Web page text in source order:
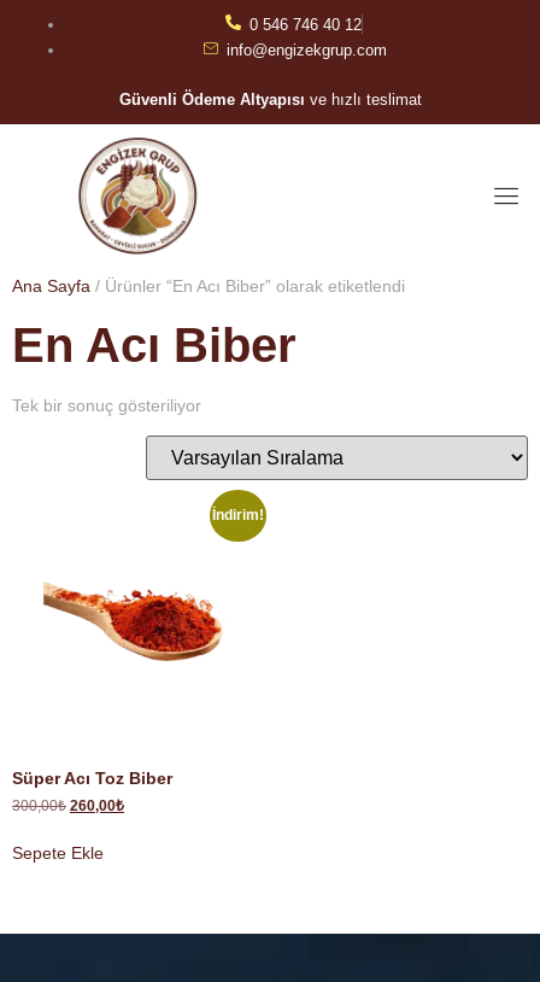
0 546 746 40 12
info@engizekgrup.com
Güvenli Ödeme Altyapısı ve hızlı teslimat
Ana Sayfa / Ürünler “En Acı Biber” olarak etiketlendi
En Acı Biber
Tek bir sonuç gösteriliyor
İndirim!
Süper Acı Toz Biber
300,00₺ 260,00₺
Sepete Ekle